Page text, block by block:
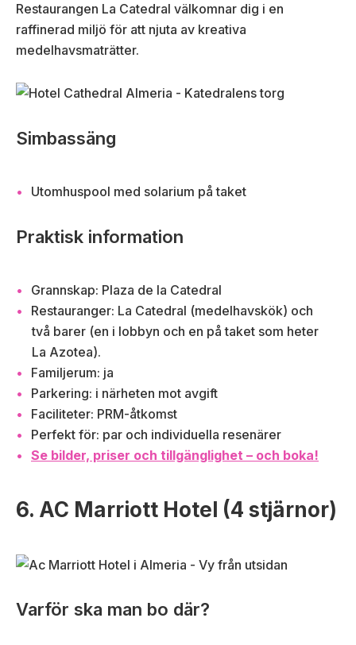
Restaurangen La Catedral välkomnar dig i en
raffinerad miljö för att njuta av kreativa
medelhavsmaträtter.
Simbassäng
Utomhuspool med solarium på taket
Praktisk information
Grannskap: Plaza de la Catedral
Restauranger: La Catedral (medelhavskök) och
två barer (en i lobbyn och en på taket som heter
La Azotea).
Familjerum: ja
Parkering: i närheten mot avgift
Faciliteter: PRM-åtkomst
Perfekt för: par och individuella resenärer
Se bilder, priser och tillgänglighet – och boka!
6. AC Marriott Hotel (4 stjärnor)
Varför ska man bo där?